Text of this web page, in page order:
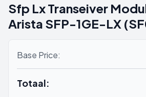
Sfp Lx Transeiver
Arista SFP-1GE-LX
Base Price:
Totaal: